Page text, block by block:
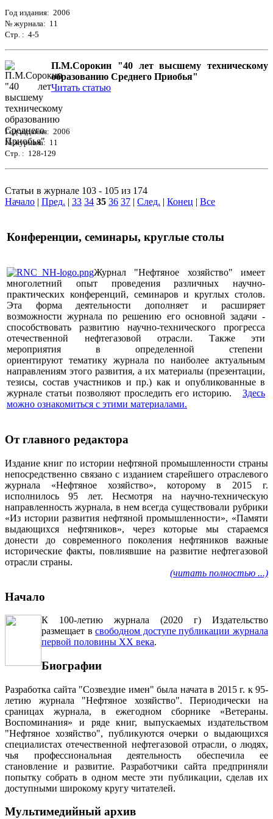
Год издания: 2006
№ журнала: 11
Стр. : 4-5
П.М.Сорокин "40 лет высшему техническому
образованию Среднего Приобья"
Читать статью
Год издания: 2006
№ журнала: 11
Стр. : 128-129
Статьи в журнале 103 - 105 из 174
Начало | Пред. | 33 34 35 36 37 | След. | Конец | Все
Конференции, семинары, круглые столы
Журнал "Нефтяное хозяйство" имеет
многолетний опыт проведения различных научно-
практических конференций, семинаров и круглых столов.
Эта форма деятельности дополняет и расширяет
возможности журнала по решению его основной задачи -
способствовать развитию научно-технического прогресса
отечественной нефтегазовой отрасли. Также эти
мероприятия в определенной степени
ориентируют тематику журнала по наиболее актуальным
направлениям этого развития, а их материалы (презентации,
тезисы, состав участников и пр.) как и опубликованные в
журнале статьи позволяют проследить его историю. Здесь
можно ознакомиться с этими материалами.
От главного редактора
Издание книг по истории нефтяной промышленности страны
непосредственно связано с изданием старейшего отраслевого
журнала «Нефтяное хозяйство», которому в 2015 г.
исполнилось 95 лет. Несмотря на научно-техническую
направленность журнала, в нем всегда существовали рубрики
«Из истории развития нефтяной промышленности», «Памяти
выдающихся нефтяников», через которые мы стараемся
донести до современного поколения нефтяников важные
исторические факты, повлиявшие на развитие нефтегазовой
отрасли страны.
(читать полностью ...)
Начало
К 100-летию журнала (2020 г) Издательство
размещает всвободном доступе публикации журнала
первой половины ХХ века.
Биографии
Разработка сайта "Созвездие имен" была начата в 2015 г. к 95-
летию журнала "Нефтяное хозяйство". Периодически на
сраницах журнала, в ежегодном сборнике «Ветераны.
Воспоминания» и ряде книг, выпускаемых издательством
"Нефтяное хозяйство", публикуются очерки о выдающихся
специалистах отечественной нефтегазовой отрасли, о людях,
чья профессиональная деятельность обеспечила ее
становление и развитие. Разработчики сайта предприняли
попытку собрать в одном месте эти публикации, сделав их
доступными широкому кругу читателей.
Мультимедийный архив